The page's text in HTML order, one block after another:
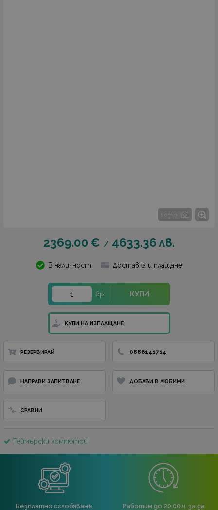
1 от 9
2369.00 € / 4633.36лв.
В наличност Доставка и плащане
бр. КУПИ
КУПИ НА ИЗПЛАЩАНЕ
РЕЗЕРВИРАЙ 0886141714
НАПРАВИ ЗАПИТВАНЕ ДОБАВИ В ЛЮБИМИ
СРАВНИ
Геймърски компютри
Безплатно сглобяване,
Работим до 20:00 ч, за да